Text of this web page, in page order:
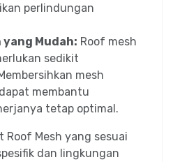
perlindungan
Mudah: Roof mesh
sedikit
mesh
membantu
tetap optimal.
Roof Mesh yang sesuai
dan lingkungan